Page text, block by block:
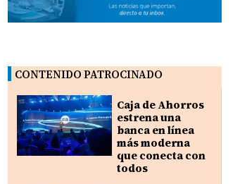
CONTENIDO PATROCINADO
Caja de Ahorros
estrena una
banca en línea
más moderna
que conecta con
todos